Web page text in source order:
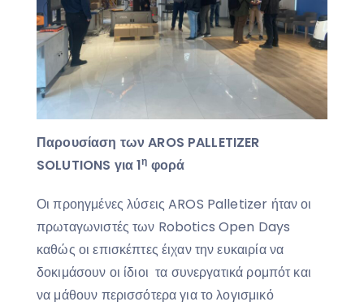
Παρουσίαση τωνAROS PALLETIZER
SOLUTIONS για 1η φορά
Οι προηγμένες λύσεις AROS Palletizer ήταν οι
πρωταγωνιστές των Robotics Open Days
καθώς οι επισκέπτες έιχαν την ευκαιρία να
δοκιμάσουν οι ίδιοι τα συνεργατικά ρομπότ και
να μάθουν περισσότερα για το λογισμικό